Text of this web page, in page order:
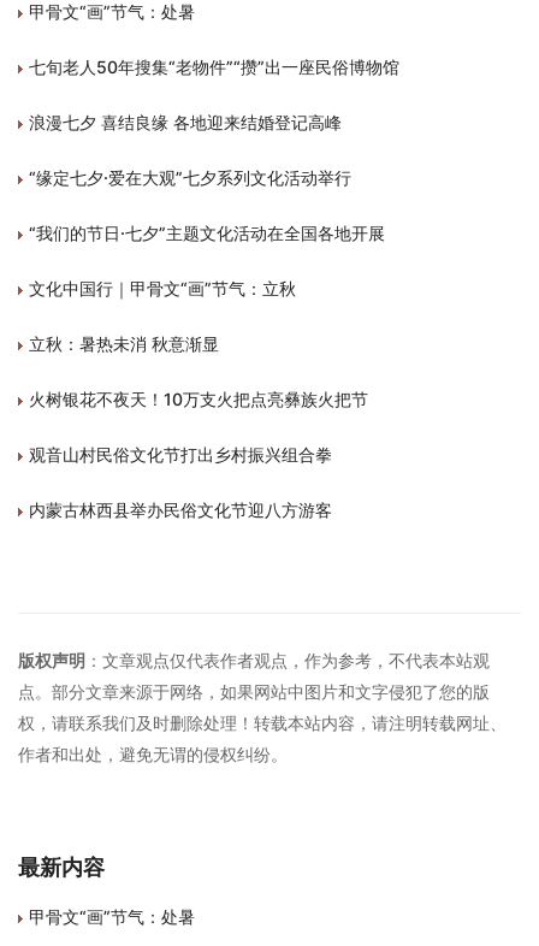
甲骨文“画”节气：处暑
七旬老人50年搜集“老物件”“攒”出一座民俗博物馆
浪漫七夕 喜结良缘 各地迎来结婚登记高峰
“缘定七夕·爱在大观”七夕系列文化活动举行
“我们的节日·七夕”主题文化活动在全国各地开展
文化中国行｜甲骨文“画”节气：立秋
立秋：暑热未消 秋意渐显
火树银花不夜天！10万支火把点亮彝族火把节
观音山村民俗文化节打出乡村振兴组合拳
内蒙古林西县举办民俗文化节迎八方游客
版权声明 ：文章观点仅代表作者观点，作为参考，不代表本站观
点。部分文章来源于网络，如果网站中图片和文字侵犯了您的版
权，请联系我们及时删除处理！转载本站内容，请注明转载网址、
作者和出处，避免无谓的侵权纠纷。
最新内容
甲骨文“画”节气：处暑